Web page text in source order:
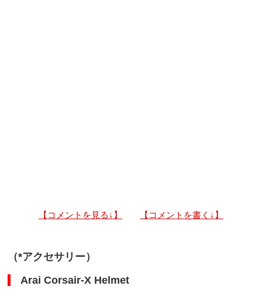
【コメントを見る↓】 【コメントを書く↓】
（*アクセサリー）
Arai Corsair-X Helmet